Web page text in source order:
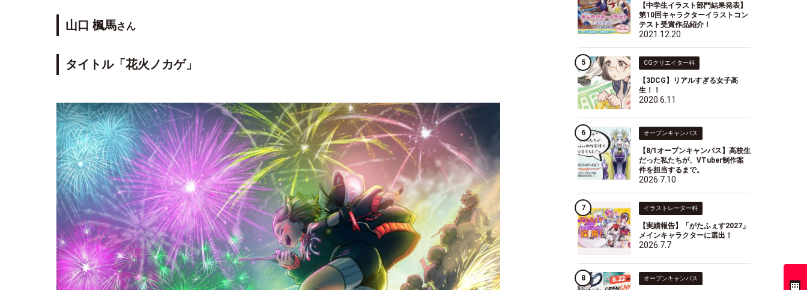
山口 楓馬さん
タイトル「花火ノカゲ」
【中学生イラスト部門結果発表】
第10回キャラクターイラストコン
テスト受賞作品紹介！
2021.12.20
CGクリエイター科
【3DCG】リアルすぎる女子高
生！！
2020.6.11
オープンキャンパス
【8/1オープンキャンパス】高校生
だった私たちが、VTuber制作案
件を担当するまで。
2026.7.10
イラストレーター科
【実績報告】「がたふぇす2027」
メインキャラクターに選出！
2026.7.7
オープンキャンパス